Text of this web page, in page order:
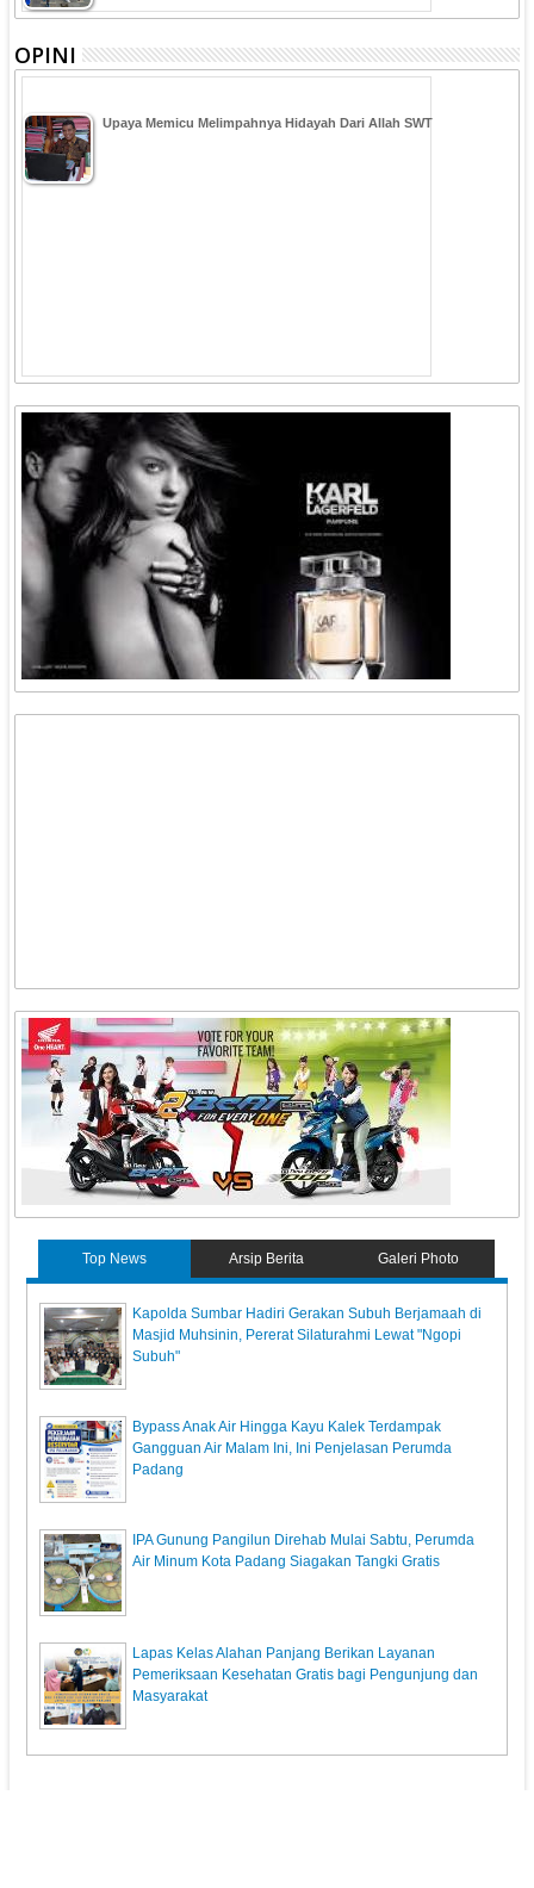
OPINI
Upaya Memicu Melimpahnya Hidayah Dari Allah SWT
Top News Arsip Berita Galeri Photo
Kapolda Sumbar Hadiri Gerakan Subuh Berjamaah di
Masjid Muhsinin, Pererat Silaturahmi Lewat "Ngopi
Subuh"
Bypass Anak Air Hingga Kayu Kalek Terdampak
Gangguan Air Malam Ini, Ini Penjelasan Perumda
Padang
IPA Gunung Pangilun Direhab Mulai Sabtu, Perumda
Air Minum Kota Padang Siagakan Tangki Gratis
Lapas Kelas Alahan Panjang Berikan Layanan
Pemeriksaan Kesehatan Gratis bagi Pengunjung dan
Masyarakat